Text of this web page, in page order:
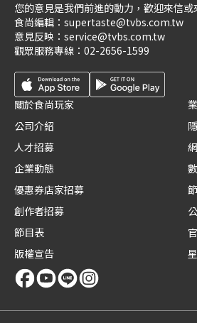
您的意見是我們前進的動力，歡迎來信或
食尚編輯： supertaste@tvbs.com.tw
意見反映： service@tvbs.com.tw
觀眾服務專線： 02-2656-1599
關於食尚玩家
公司介紹
人才招募
企業動態
優惠券店家招募
創作者招募
節目表
版權宣告